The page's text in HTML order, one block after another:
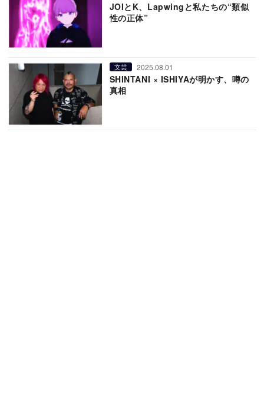
JOIとK、Lapwingと私たちの“類似
性の正体”
文芸 2025.08.01
SHINTANI × ISHIYAが明かす、噂の
真相